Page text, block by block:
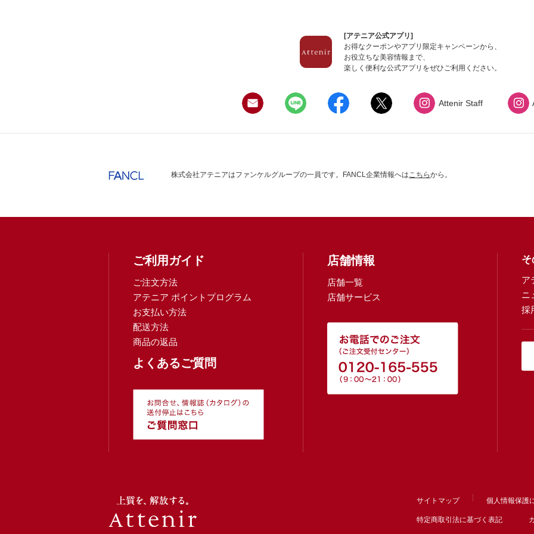
[アテニア公式アプリ]
お得なクーポンやアプリ限定キャンペーンから、
お役立ちな美容情報まで、
楽しく便利な公式アプリをぜひご利用ください。
Attenir Staff
株式会社アテニアはファンケルグループの一員です。FANCL企業情報へはこちらから。
ご利用ガイド
ご注文方法
アテニア ポイントプログラム
お支払い方法
配送方法
商品の返品
よくあるご質問
店舗情報
店舗一覧
店舗サービス
そ
ア
ニ
採
サイトマップ 個人情報保護
特定商取引法に基づく表記